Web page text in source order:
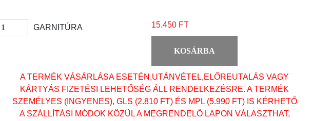
GARNITÚRA 15.450 FT
KOSÁRBA
A TERMÉK VÁSÁRLÁSA ESETÉN,UTÁNVÉTEL,ELŐREUTALÁS VAGY
KÁRTYÁS FIZETÉSI LEHETŐSÉG ÁLL RENDELKEZÉSRE. A TERMÉK
SZEMÉLYES (INGYENES), GLS (2.810 FT) ÉS MPL (5.990 FT) IS KÉRHETŐ
A SZÁLLÍTÁSI MÓDOK KÖZÜL A MEGRENDELŐ LAPON VÁLASZTHAT,